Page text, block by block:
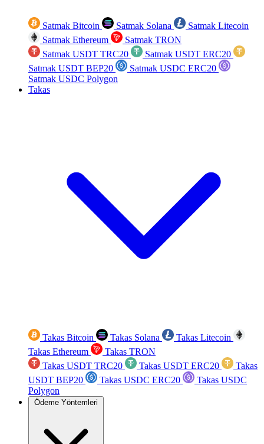
Satmak Bitcoin Satmak Solana
Satmak Litecoin
Satmak Ethereum
Satmak TRON
Satmak USDT TRC20
Satmak USDT ERC20
Satmak USDT BEP20
Satmak USDC ERC20
Satmak USDC Polygon
Takas
Takas Bitcoin Takas Solana
Takas Litecoin
Takas Ethereum
Takas TRON
Takas USDT TRC20
Takas USDT ERC20
Takas
USDT BEP20
Takas USDC ERC20
Takas USDC
Polygon
Ödeme Yöntemleri